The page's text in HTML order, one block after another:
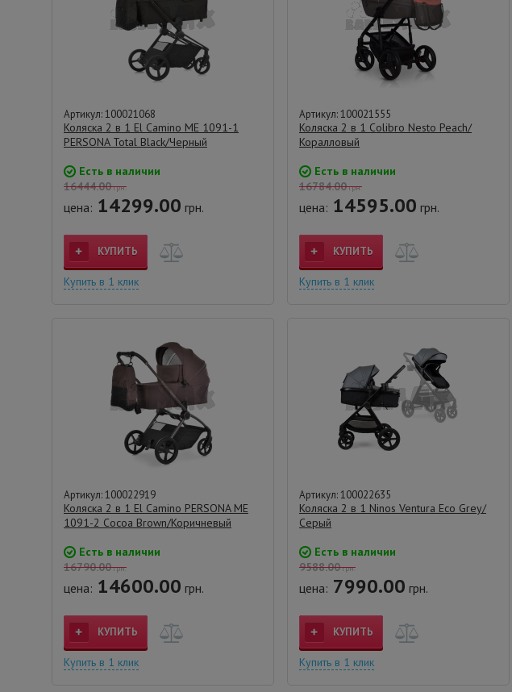
Артикул: 100021068
Коляска 2 в 1 El Camino ME 1091-1
PERSONA Total Black/Черный
Есть в наличии
16444.00грн.
цена: 14299.00 грн.
КУПИТЬ
Купить в 1 клик
Артикул: 100021555
Коляска 2 в 1 Colibro Nesto Peach/
Коралловый
Есть в наличии
16784.00грн.
цена: 14595.00 грн.
КУПИТЬ
Купить в 1 клик
Артикул: 100022919
Коляска 2 в 1 El Camino PERSONA ME
1091-2 Cocoa Brown/Коричневый
Есть в наличии
16790.00грн.
цена: 14600.00 грн.
КУПИТЬ
Купить в 1 клик
Артикул: 100022635
Коляска 2 в 1 Ninos Ventura Eco Grey/
Серый
Есть в наличии
9588.00грн.
цена: 7990.00 грн.
КУПИТЬ
Купить в 1 клик